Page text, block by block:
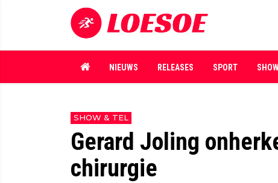
NIEUWS RELEASES SPORT
SHOW & TEL
Gerard Joling
chirurgie